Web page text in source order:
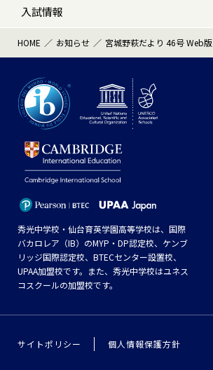
入試情報
HOME お知らせ 宮城野萩だより 46号 Web版
秀光中学校・仙台育英学園高等学校は、国際
バカロレア（IB）のMYP・DP認定校、ケンブ
リッジ国際認定校、BTECセンター設置校、
UPAA加盟校です。また、秀光中学校はユネス
コスクールの加盟校です。
サイトポリシー 個人情報保護方針